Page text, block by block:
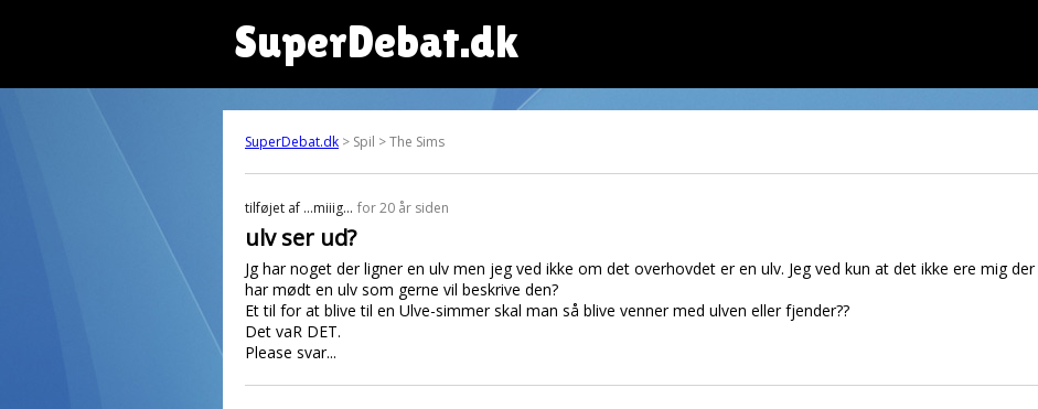
SuperDebat.dk
SuperDebat.dk > Spil > The Sims
tilføjet af ...miiig... for 20 år siden
ulv ser ud?
Jg har noget der ligner en ulv men jeg ved ikke om det overhovdet er en ulv. Jeg ved kun at det ikke ere mig
har mødt en ulv som gerne vil beskrive den?
Et til for at blive til en Ulve-simmer skal man så blive venner med ulven eller fjender??
Det vaR DET.
Please svar...